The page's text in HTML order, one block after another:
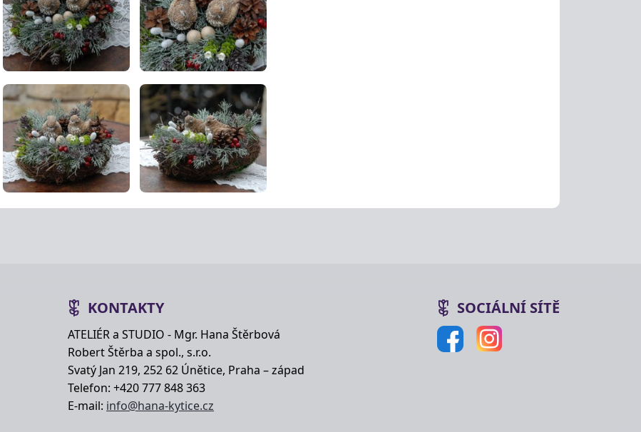
KONTAKTY
ATELIÉR a STUDIO - Mgr. Hana Štěrbová
Robert Štěrba a spol., s.r.o.
Svatý Jan 219, 252 62 Únětice, Praha – západ
Telefon: +420 777 848 363
E-mail: info@hana-kytice.cz
SOCIÁLNÍ SÍTĚ